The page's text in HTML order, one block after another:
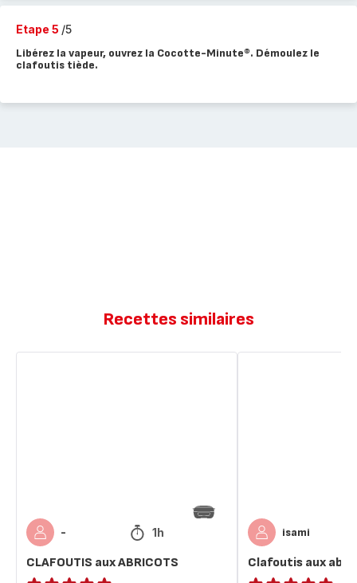
Etape 5 /5
Libérez la vapeur, ouvrez la Cocotte-Minute®. Démoulez le
clafoutis tiède.
Recettes similaires
- 1h
CLAFOUTIS aux ABRICOTS
isami
Clafoutis aux